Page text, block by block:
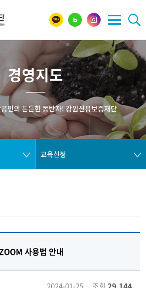
경영지도
인의 든든한 동반자! 강원신용보증재단
교육신청
사용법 안내